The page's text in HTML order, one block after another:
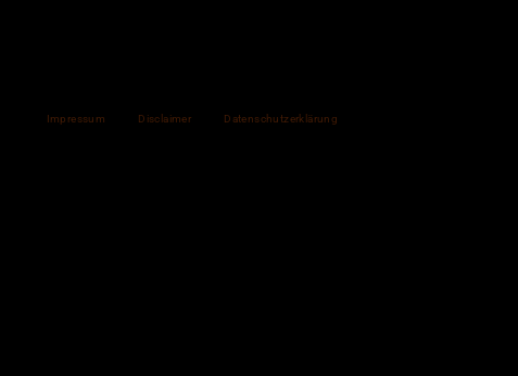
Impressum Disclaimer Datenschutzerklärung